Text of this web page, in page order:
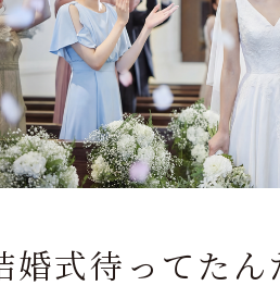
婚式待ってた